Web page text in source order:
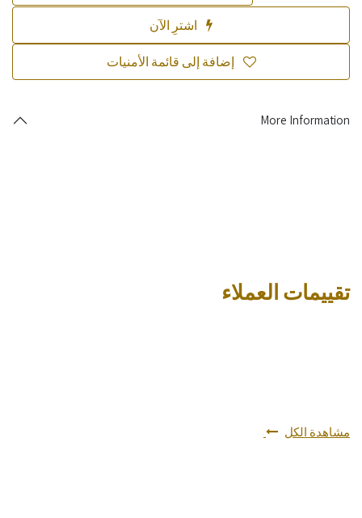
إضافة إلى قائمة الأمنيات
More Information
تقييمات العملاء
مشاهدة الكل